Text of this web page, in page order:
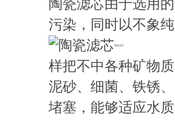
陶瓷滤芯由于选用
污染，同时以不象
陶瓷滤芯
样把不中各种矿物
泥砂、细菌、铁锈
堵塞，能够适应水